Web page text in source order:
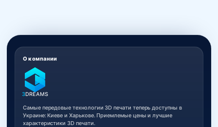
О компании
3DREAMS
Самые передовые технологии 3D печати теперь доступны в
Украине: Киеве и Харькове. Приемлемые цены и лучшие
характеристики 3D печати.